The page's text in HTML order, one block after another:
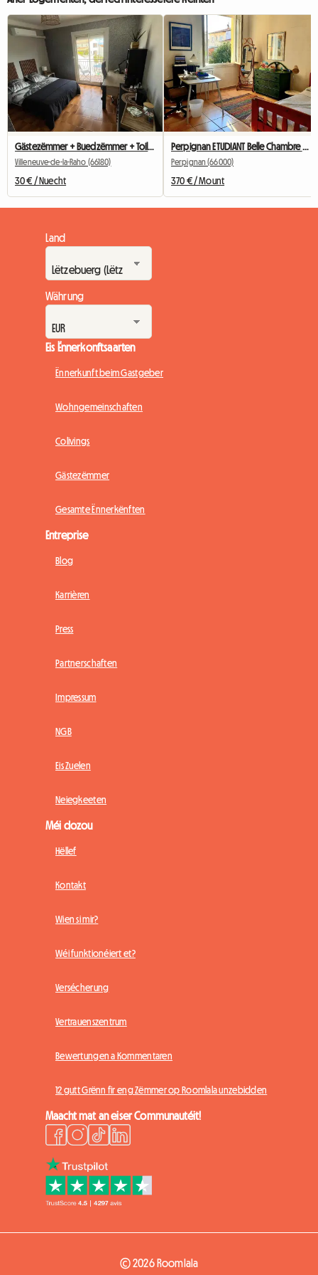
Villeneuve-de-la-Raho (66180)
30 € / Nuecht
Perpignan (66000)
370 € / Mount
Land
Währung
Eis Ënnerkonftsaarten
Ënnerkunft beim Gastgeber
Wohngemeinschaften
Colivings
Gästezëmmer
Gesamte Ënnerkënften
Entreprise
Blog
Karrièren
Press
Partnerschaften
Impressum
NGB
Eis Zuelen
Neiegkeeten
Méi dozou
Hëllef
Kontakt
Wien si mir?
Wéi funktionéiert et?
Versécherung
Vertrauenszentrum
Bewertungen a Kommentaren
12 gutt Grënn fir eng Zëmmer op Roomlala unzebidden
Maacht mat an eiser Communautéit!
© 2026 Roomlala